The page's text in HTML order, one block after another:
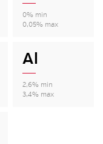
0% min
0,05% max
Al
2,6% min
3,4% max